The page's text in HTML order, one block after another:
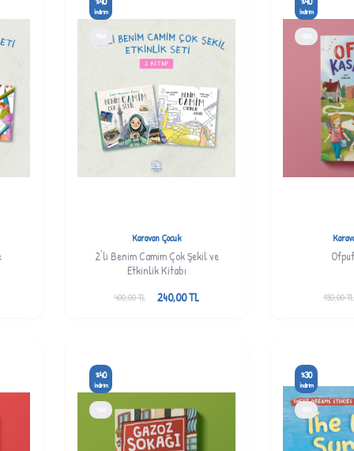
%
İndirim
Karavan Çocuk
2'li Benim Camim Çok Şekil ve
Etkinlik Kitabı
400,00TL 240,00TL
%
İndirim
150,00TL
%40
İndirim
%30
İndirim